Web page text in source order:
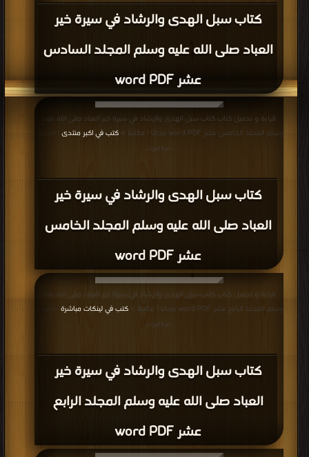
كتاب سبل الهدى والرشاد في سيرة خير
العباد صلى الله عليه وسلم المجلد السادس
عشر word PDF
كتاب سبل الهدى والرشاد في سيرة خير
العباد صلى الله عليه وسلم المجلد الخامس
عشر word PDF
قراءة و تحميل كتاب كتاب سبل الهدى والرشاد في سيرة خير العباد صلى الله عليه
وسلم المجلد الخامس عشر word PDF مجانا | مكتبة >
كتب في اكبر منتدى
: مرة/مرات
كتاب سبل الهدى والرشاد في سيرة خير
العباد صلى الله عليه وسلم المجلد الرابع
عشر word PDF
قراءة و تحميل كتاب كتاب سبل الهدى والرشاد في سيرة خير العباد صلى الله عليه
وسلم المجلد الرابع عشر word PDF مجانا | مكتبة >
كتب في لينكات مباشرة
: مرة/مرات